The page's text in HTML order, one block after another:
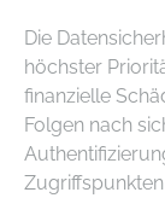
Die
höchster
finanzielle
Folgen nach